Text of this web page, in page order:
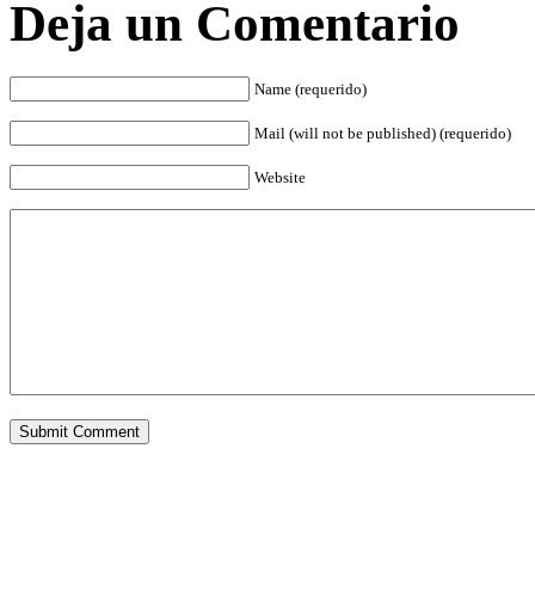
Deja un Comentario
Name (requerido)
Mail (will not be published) (requerido)
Website